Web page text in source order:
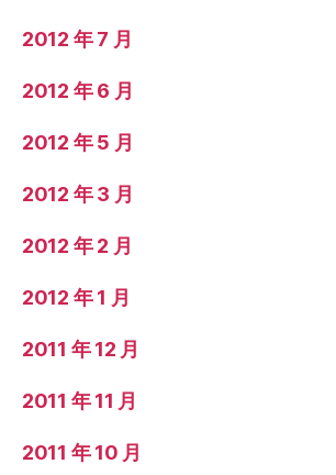
2012 年 7 月
2012 年 6 月
2012 年 5 月
2012 年 3 月
2012 年 2 月
2012 年 1 月
2011 年 12 月
2011 年 11 月
2011 年 10 月